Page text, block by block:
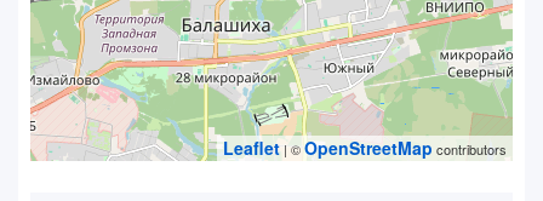
Leaflet | ©OpenStreetMap contributors